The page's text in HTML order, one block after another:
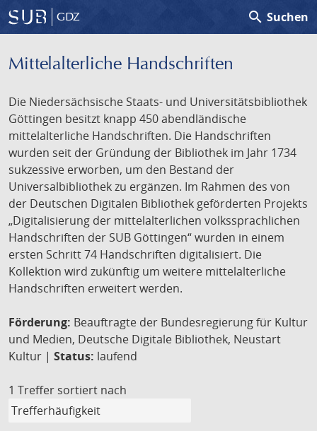
GDZ search Suchen
Mittelalterliche Handschriften
Die Niedersächsische Staats- und Universitätsbibliothek
Göttingen besitzt knapp 450 abendländische
mittelalterliche Handschriften. Die Handschriften
wurden seit der Gründung der Bibliothek im Jahr 1734
sukzessive erworben, um den Bestand der
Universalbibliothek zu ergänzen. Im Rahmen des von
der Deutschen Digitalen Bibliothek geförderten Projekts
„Digitalisierung der mittelalterlichen volkssprachlichen
Handschriften der SUB Göttingen“ wurden in einem
ersten Schritt 74 Handschriften digitalisiert. Die
Kollektion wird zukünftig um weitere mittelalterliche
Handschriften erweitert werden.
Förderung: Beauftragte der Bundesregierung für Kultur
und Medien, Deutsche Digitale Bibliothek, Neustart
Kultur | Status: laufend
1 Treffer sortiert nach